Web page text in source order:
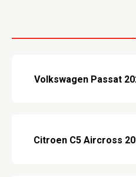
Volkswagen Passat
Citroen C5 Aircross